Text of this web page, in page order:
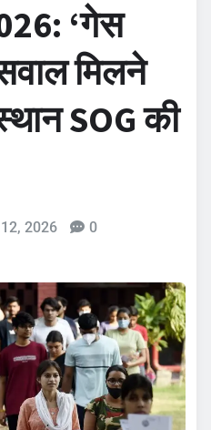
‘गेस
मिलने
SOG की
2026 0